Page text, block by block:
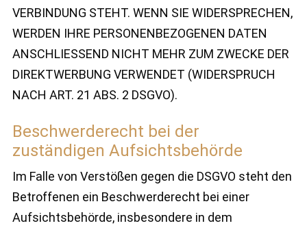
VERBINDUNG STEHT. WENN SIE WIDERSPRECHEN,
WERDEN IHRE PERSONENBEZOGENEN DATEN
ANSCHLIESSEND NICHT MEHR ZUM ZWECKE DER
DIREKTWERBUNG VERWENDET (WIDERSPRUCH
NACH ART. 21 ABS. 2 DSGVO).
Beschwerde­recht bei der
zuständigen Aufsichts­behörde
Im Falle von Verstößen gegen die DSGVO steht den
Betroffenen ein Beschwerderecht bei einer
Aufsichtsbehörde, insbesondere in dem